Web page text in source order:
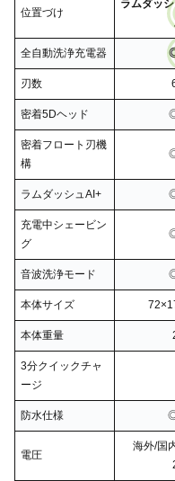
位置づけ
ラムダッ
全自動洗浄充電器
刃数
密着5Dヘッド
密着フロート刃機
構
ラムダッシュAI+
充電中シェービン
グ
音波洗浄モード
本体サイズ
本体重量
3分クイックチャ
ージ
防水仕様
電圧
海外/国